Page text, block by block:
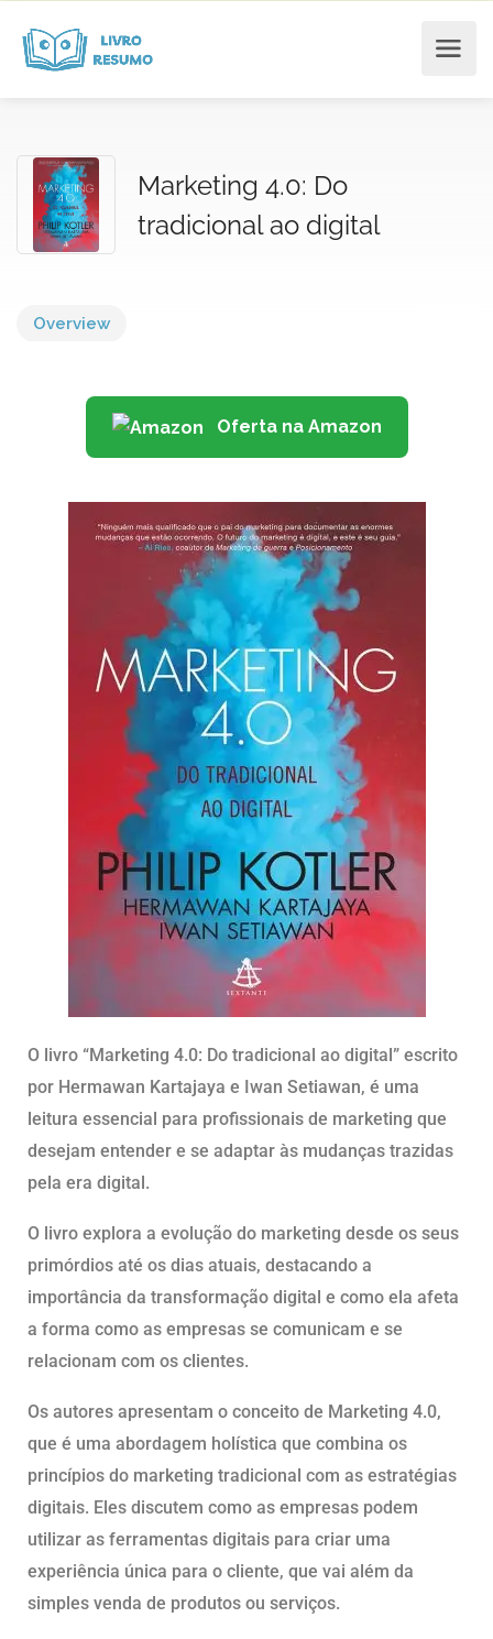
Marketing 4.0: Do
tradicional ao digital
Overview
Oferta na Amazon
O livro “Marketing 4.0: Do tradicional ao digital” escrito
por Hermawan Kartajaya e Iwan Setiawan, é uma
leitura essencial para profissionais de marketing que
desejam entender e se adaptar às mudanças trazidas
pela era digital.
O livro explora a evolução do marketing desde os seus
primórdios até os dias atuais, destacando a
importância da transformação digital e como ela afeta
a forma como as empresas se comunicam e se
relacionam com os clientes.
Os autores apresentam o conceito de Marketing 4.0,
que é uma abordagem holística que combina os
princípios do marketing tradicional com as estratégias
digitais. Eles discutem como as empresas podem
utilizar as ferramentas digitais para criar uma
experiência única para o cliente, que vai além da
simples venda de produtos ou serviços.